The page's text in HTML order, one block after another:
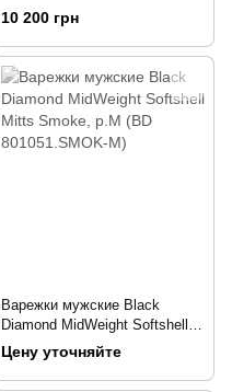
р.L (BD 801681.BLAK-L)
10 200 грн
Варежки мужские Black
Diamond MidWeight Softshell
Mitts Smoke, р.M (BD
801051.SMOK-M)
Цену уточняйте